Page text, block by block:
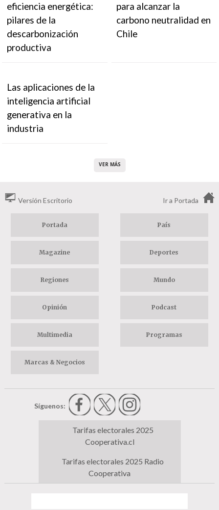
eficiencia energética:
pilares de la
descarbonización
productiva
para alcanzar la
carbono neutralidad en
Chile
Las aplicaciones de la
inteligencia artificial
generativa en la
industria
VER MÁS
Versión Escritorio Ir a Portada
Portada País
Magazine Deportes
Regiones Mundo
Opinión Podcast
Multimedia Programas
Marcas & Negocios
Síguenos:
Tarifas electorales 2025
Cooperativa.cl
Tarifas electorales 2025 Radio
Cooperativa